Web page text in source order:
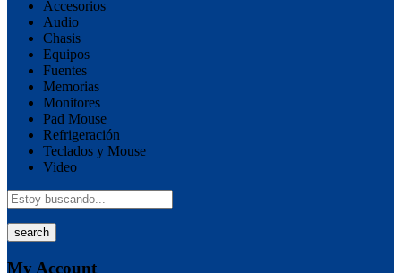
Accesorios
Audio
Chasis
Equipos
Fuentes
Memorias
Monitores
Pad Mouse
Refrigeración
Teclados y Mouse
Video
search
My Account